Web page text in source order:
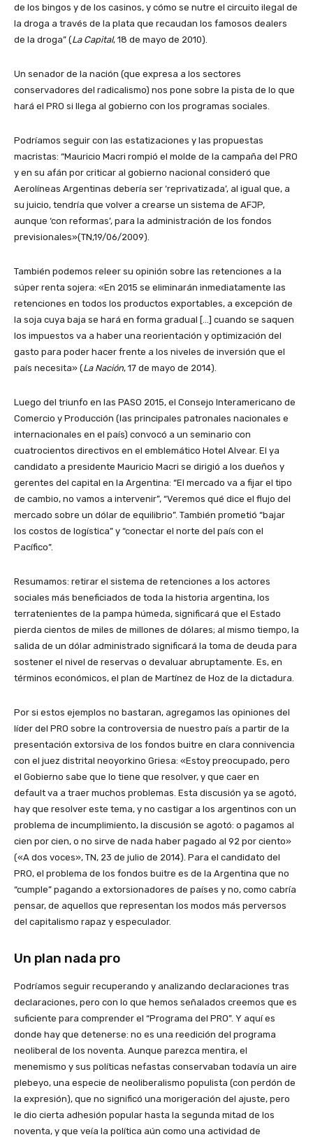
de los bingos y de los casinos, y cómo se nutre el circuito ilegal de
la droga a través de la plata que recaudan los famosos dealers
de la droga” (La Capital, 18 de mayo de 2010).
Un senador de la nación (que expresa a los sectores
conservadores del radicalismo) nos pone sobre la pista de lo que
hará el PRO si llega al gobierno con los programas sociales.
Podríamos seguir con las estatizaciones y las propuestas
macristas: “Mauricio Macri rompió el molde de la campaña del PRO
y en su afán por criticar al gobierno nacional consideró que
Aerolíneas Argentinas debería ser ‘reprivatizada’, al igual que, a
su juicio, tendría que volver a crearse un sistema de AFJP,
aunque ‘con reformas’, para la administración de los fondos
previsionales»(TN,19/06/2009).
También podemos releer su opinión sobre las retenciones a la
súper renta sojera: «En 2015 se eliminarán inmediatamente las
retenciones en todos los productos exportables, a excepción de
la soja cuya baja se hará en forma gradual […] cuando se saquen
los impuestos va a haber una reorientación y optimización del
gasto para poder hacer frente a los niveles de inversión que el
país necesita» (La Nación, 17 de mayo de 2014).
Luego del triunfo en las PASO 2015, el Consejo Interamericano de
Comercio y Producción (las principales patronales nacionales e
internacionales en el país) convocó a un seminario con
cuatrocientos directivos en el emblemático Hotel Alvear. El ya
candidato a presidente Mauricio Macri se dirigió a los dueños y
gerentes del capital en la Argentina: “El mercado va a fijar el tipo
de cambio, no vamos a intervenir”, “Veremos qué dice el flujo del
mercado sobre un dólar de equilibrio”. También prometió “bajar
los costos de logística” y “conectar el norte del país con el
Pacífico”.
Resumamos: retirar el sistema de retenciones a los actores
sociales más beneficiados de toda la historia argentina, los
terratenientes de la pampa húmeda, significará que el Estado
pierda cientos de miles de millones de dólares; al mismo tiempo, la
salida de un dólar administrado significará la toma de deuda para
sostener el nivel de reservas o devaluar abruptamente. Es, en
términos económicos, el plan de Martínez de Hoz de la dictadura.
Por si estos ejemplos no bastaran, agregamos las opiniones del
líder del PRO sobre la controversia de nuestro país a partir de la
presentación extorsiva de los fondos buitre en clara connivencia
con el juez distrital neoyorkino Griesa: «Estoy preocupado, pero
el Gobierno sabe que lo tiene que resolver, y que caer en
default va a traer muchos problemas. Esta discusión ya se agotó,
hay que resolver este tema, y no castigar a los argentinos con un
problema de incumplimiento, la discusión se agotó: o pagamos al
cien por cien, o no sirve de nada haber pagado al 92 por ciento»
(«A dos voces», TN, 23 de julio de 2014). Para el candidato del
PRO, el problema de los fondos buitre es de la Argentina que no
“cumple” pagando a extorsionadores de países y no, como cabría
pensar, de aquellos que representan los modos más perversos
del capitalismo rapaz y especulador.
Un plan nada pro
Podríamos seguir recuperando y analizando declaraciones tras
declaraciones, pero con lo que hemos señalados creemos que es
suficiente para comprender el “Programa del PRO”. Y aquí es
donde hay que detenerse: no es una reedición del programa
neoliberal de los noventa. Aunque parezca mentira, el
menemismo y sus políticas nefastas conservaban todavía un aire
plebeyo, una especie de neoliberalismo populista (con perdón de
la expresión), que no significó una morigeración del ajuste, pero
le dio cierta adhesión popular hasta la segunda mitad de los
noventa, y que veía la política aún como una actividad de